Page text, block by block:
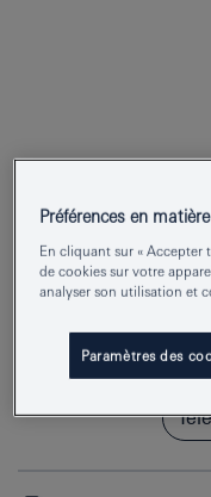
Numéro de produit
Couleur
Préférences en
En cliquant sur « Accepter
de cookies sur votre
analyser son utilisation et
Paramètres des